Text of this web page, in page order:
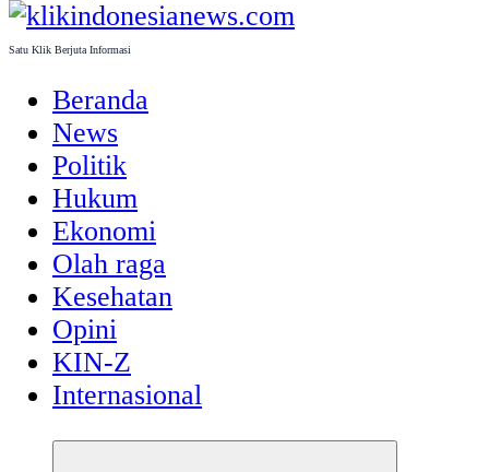
Satu Klik Berjuta Informasi
Beranda
News
Politik
Hukum
Ekonomi
Olah raga
Kesehatan
Opini
KIN-Z
Internasional